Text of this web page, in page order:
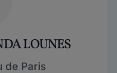
LOUNES
de Paris